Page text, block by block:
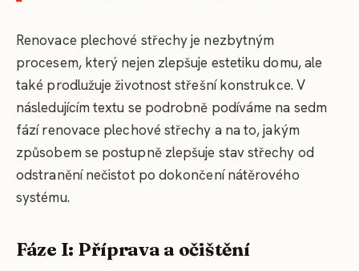
Renovace plechové střechy je nezbytným
procesem, který nejen zlepšuje estetiku domu, ale
také prodlužuje životnost střešní konstrukce. V
následujícím textu se podrobně podíváme na sedm
fází renovace plechové střechy a na to, jakým
způsobem se postupně zlepšuje stav střechy od
odstranění nečistot po dokončení nátěrového
systému.
Fáze I: Příprava a očištění